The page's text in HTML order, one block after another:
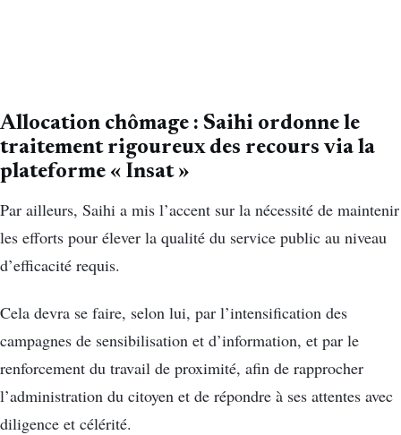
Allocation chômage : Saihi ordonne le
traitement rigoureux des recours via la
plateforme « Insat »
Par ailleurs, Saihi a mis l’accent sur la nécessité de maintenir
les efforts pour élever la qualité du service public au niveau
d’efficacité requis.
Cela devra se faire, selon lui, par l’intensification des
campagnes de sensibilisation et d’information, et par le
renforcement du travail de proximité, afin de rapprocher
l’administration du citoyen et de répondre à ses attentes avec
diligence et célérité.